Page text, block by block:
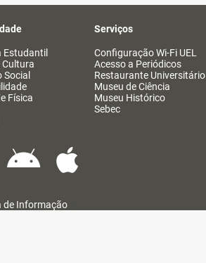
Estudantil
Cultura
Social
Física
Serviços
Configuração Wi-Fi UEL
Acesso a Periódicos
Restaurante Universitário
Museu de Ciência
Museu Histórico
Sebec
de Informação